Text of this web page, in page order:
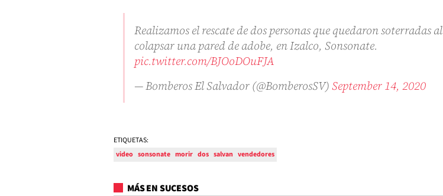
Realizamos el rescate de dos personas que quedaron soterradas al
colapsar una pared de adobe, en Izalco, Sonsonate.
pic.twitter.com/BJOoDOuFJA
— Bomberos El Salvador (@BomberosSV) September 14, 2020
ETIQUETAS:
video sonsonate morir dos salvan vendedores
MÁS EN SUCESOS